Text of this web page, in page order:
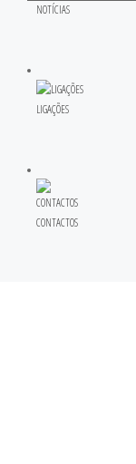
NOTÍCIAS
LIGAÇÕES
CONTACTOS